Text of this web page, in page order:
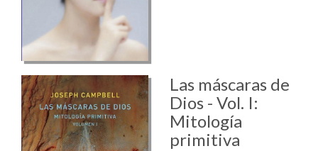
Las máscaras de
Dios - Vol. I:
Mitología
primitiva